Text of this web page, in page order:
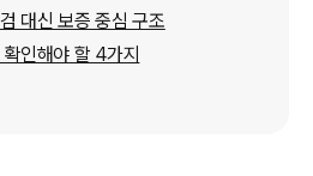
대신 보증 중심 구조
인해야 할 4가지